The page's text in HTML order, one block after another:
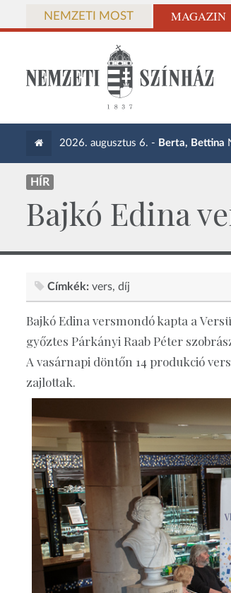
NEMZETI MOST MAGAZIN
2026. augusztus 6. - Berta, Bettina
HÍR
Bajkó Edina
Címkék: vers díj
Bajkó Edina versmondó kapta a
győztes Párkányi Raab Péter
A vasárnapi döntőn 14 produkció
zajlottak.